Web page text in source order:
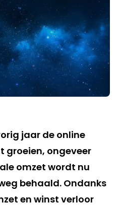
jaar de online
groeien, ongeveer
omzet wordt nu
behaald. Ondanks
en winst verloor